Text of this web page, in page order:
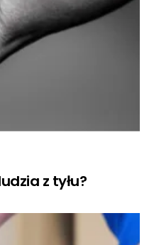
z tyłu?